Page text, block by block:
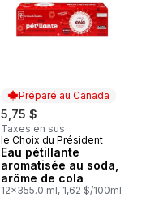
Préparé au Canada
5,75 $
Taxes en sus
Préparé au Canada
le Choix du Président
Eau pétillante
aromatisée au soda,
arôme de cola
12x355.0 ml, 1,62 $/100ml